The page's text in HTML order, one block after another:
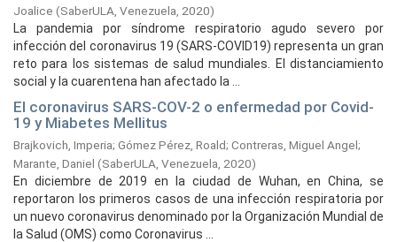
Joalice (SaberULA, Venezuela, 2020)
La pandemia por síndrome respiratorio agudo severo por
infección del coronavirus 19 (SARS-COVID19) representa un gran
reto para los sistemas de salud mundiales. El distanciamiento
social y la cuarentena han afectado la ...
El coronavirus SARS-COV-2 o enfermedad por Covid-
19 y Miabetes Mellitus
Brajkovich, Imperia; Gómez Pérez, Roald; Contreras, Miguel Angel;
Marante, Daniel (SaberULA, Venezuela, 2020)
En diciembre de 2019 en la ciudad de Wuhan, en China, se
reportaron los primeros casos de una infección respiratoria por
un nuevo coronavirus denominado por la Organización Mundial de
la Salud (OMS) como Coronavirus ...